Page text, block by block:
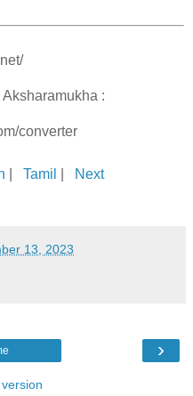
:
converter
Tamil Next
13, 2023
›